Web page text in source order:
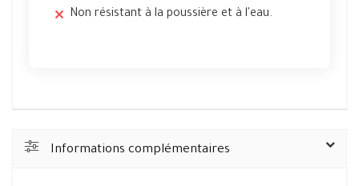
Non résistant à la poussière et à l'eau.
Informations complémentaires